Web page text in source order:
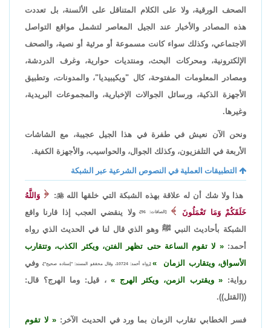
الصحف الورقية، ولا على الكلام المتناقل على الألسنة، بل تعددت
هذه المصادر والأخبار عند الجيل المعاصر لتشمل مواقع التواصل
الاجتماعي، وكذلك سواء كانت مسموعة أو مرئية أو نصية، والصحف
الإلكترونية، ومحركات البحث، ومنتديات حوارية، وغرف الدردشة،
ومصادر المعلومات المفتوحة، كال "ويكيبيديا"، والمدونات، وتطبيق
الأجهزة الذكية، ورسائل الجوالات الإخبارية، والمجموعات البريدية،
وغيرها.
ونحن الآن نعيش في طفرة في هذا الجيل عجيبة، مع الشاشات
الأربعة في التلفزيون، وكذلك الجوال، والحواسيب، والأجهزة الكفية.
التطبيقات العملية في النصوص الشرعية عبر الشبكة
هذا ولا شك أن له علاقة بهذه الشبكة التي خلقها الله
:
وَاللَّهُ
خَلَقَكُمْ وَمَا تَعْمَلُونَ
[الصافات: 96]،
ولا ينقضي العجب إذا قارنا واقع
الشبكة بأحاديث النبي ﷺ وهو الذي قال لنا في الحديث الذي رواه
أحمد:
لا تقوم الساعة حتى تظهر الفتن، ويكثر الكذب، وتتقارب
الأسواق، ويتقارب الزمان
[رواه أحمد: 10724، وقال محققو المسند: "إسناده صحيح"]،
وفي
رواية:
ويقترب الزمن، ويكثر الهرج
، قيل: وما الهرج؟ قال:
((القتل)).
فسر الخطابي تقارب الزمان بما ورد في الحديث الآخر:
لا تقوم